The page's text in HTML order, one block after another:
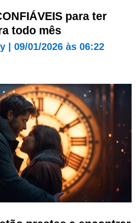
para ter
todo mês
| 09/01/2026 às 06:22